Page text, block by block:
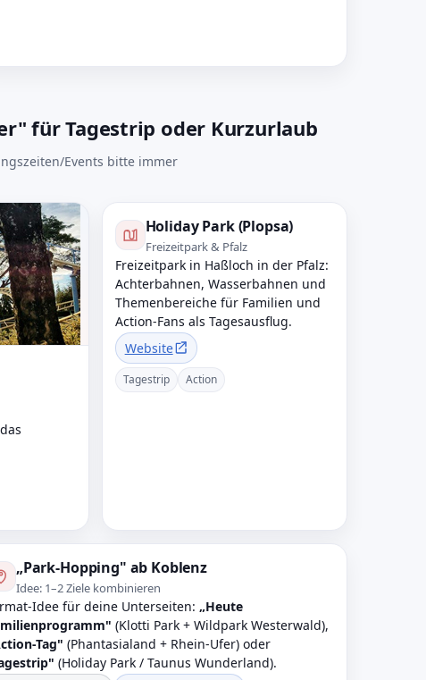
für Tagestrip oder Kurzurlaub
Events bitte immer
Holiday Park (Plopsa)
Freizeitpark & Pfalz
Freizeitpark in Haßloch in der Pfalz:
Achterbahnen, Wasserbahnen und
Themenbereiche für Familien und
Action-Fans als Tagesausflug.
Website
Tagestrip Action
„Park-Hopping" ab Koblenz
Idee: 1–2 Ziele kombinieren
Idee für deine Unterseiten: „Heute
(Klotti Park + Wildpark Westerwald),
Tag" (Phantasialand + Rhein-Ufer) oder
(Holiday Park / Taunus Wunderland).